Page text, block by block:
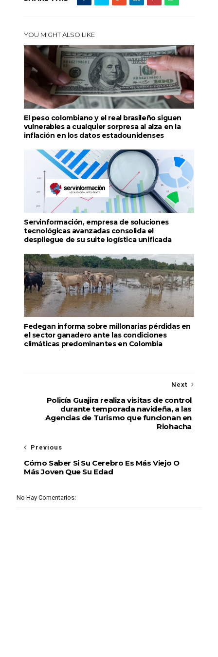
YOU MIGHT ALSO LIKE
El peso colombiano y el real brasileño siguen
vulnerables a cualquier sorpresa al alza en la
inflación en los datos estadounidenses
Servinformación, empresa de soluciones
tecnológicas avanzadas consolida el
despliegue de su suite logística unificada
Fedegan informa sobre millonarias pérdidas en
el sector ganadero ante las condiciones
climáticas predominantes en Colombia
Next
Policía Guajira realiza visitas de control
durante temporada navideña, a las
Agencias de Turismo que funcionan en
Riohacha
Previous
Cómo Saber Si Su Cerebro Es Más Viejo O
Más Joven Que Su Edad
No Hay Comentarios: